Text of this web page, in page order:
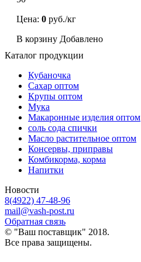
Цена: 0 руб./кг
В корзину Добавлено
Каталог продукции
Кубаночка
Сахар оптом
Крупы оптом
Мука
Макаронные изделия оптом
соль сода спички
Масло растительное оптом
Консервы, приправы
Комбикорма, корма
Напитки
Новости
8(4922) 47-48-96
mail@vash-post.ru
Обратная связь
© "Ваш поставщик" 2018.
Все права защищены.